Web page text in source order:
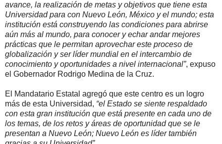
avance, la realización de metas y objetivos que tiene esta
Universidad para con Nuevo León, México y el mundo; esta
institución está construyendo las condiciones para abrirse
aún más al mundo, para conocer y echar andar mejores
prácticas que le permitan aprovechar este proceso de
globalización y ser líder mundial en el intercambio de
conocimiento y oportunidades a nivel internacional”, expuso
el Gobernador Rodrigo Medina de la Cruz.
El Mandatario Estatal agregó que este centro es un logro
más de esta Universidad, “el Estado se siente respaldado
con esta gran institución que está presente en cada uno de
los temas, de los retos y áreas de oportunidad que se le
presentan a Nuevo León; Nuevo León es líder también